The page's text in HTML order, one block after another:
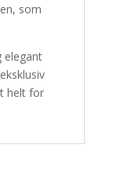
som
elegant
helt for